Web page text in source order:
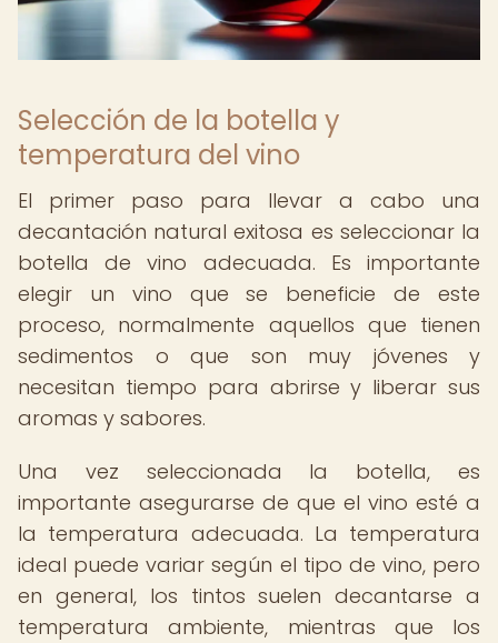
Selección de la botella y
temperatura del vino
El primer paso para llevar a cabo una
decantación natural exitosa es seleccionar la
botella de vino adecuada. Es importante
elegir un vino que se beneficie de este
proceso, normalmente aquellos que tienen
sedimentos o que son muy jóvenes y
necesitan tiempo para abrirse y liberar sus
aromas y sabores.
Una vez seleccionada la botella, es
importante asegurarse de que el vino esté a
la temperatura adecuada. La temperatura
ideal puede variar según el tipo de vino, pero
en general, los tintos suelen decantarse a
temperatura ambiente, mientras que los